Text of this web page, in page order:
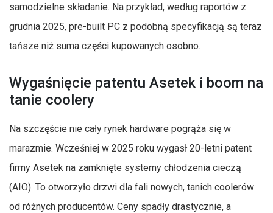
samodzielne składanie. Na przykład, według raportów z
grudnia 2025, pre-built PC z podobną specyfikacją są teraz
tańsze niż suma części kupowanych osobno.
Wygaśnięcie patentu Asetek i boom na
tanie coolery
Na szczęście nie cały rynek hardware pogrąża się w
marazmie. Wcześniej w 2025 roku wygasł 20-letni patent
firmy Asetek na zamknięte systemy chłodzenia cieczą
(AIO). To otworzyło drzwi dla fali nowych, tanich coolerów
od różnych producentów. Ceny spadły drastycznie, a